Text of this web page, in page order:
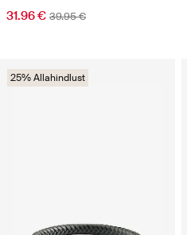
31.96 € 39.95 €
25% Allahindlust